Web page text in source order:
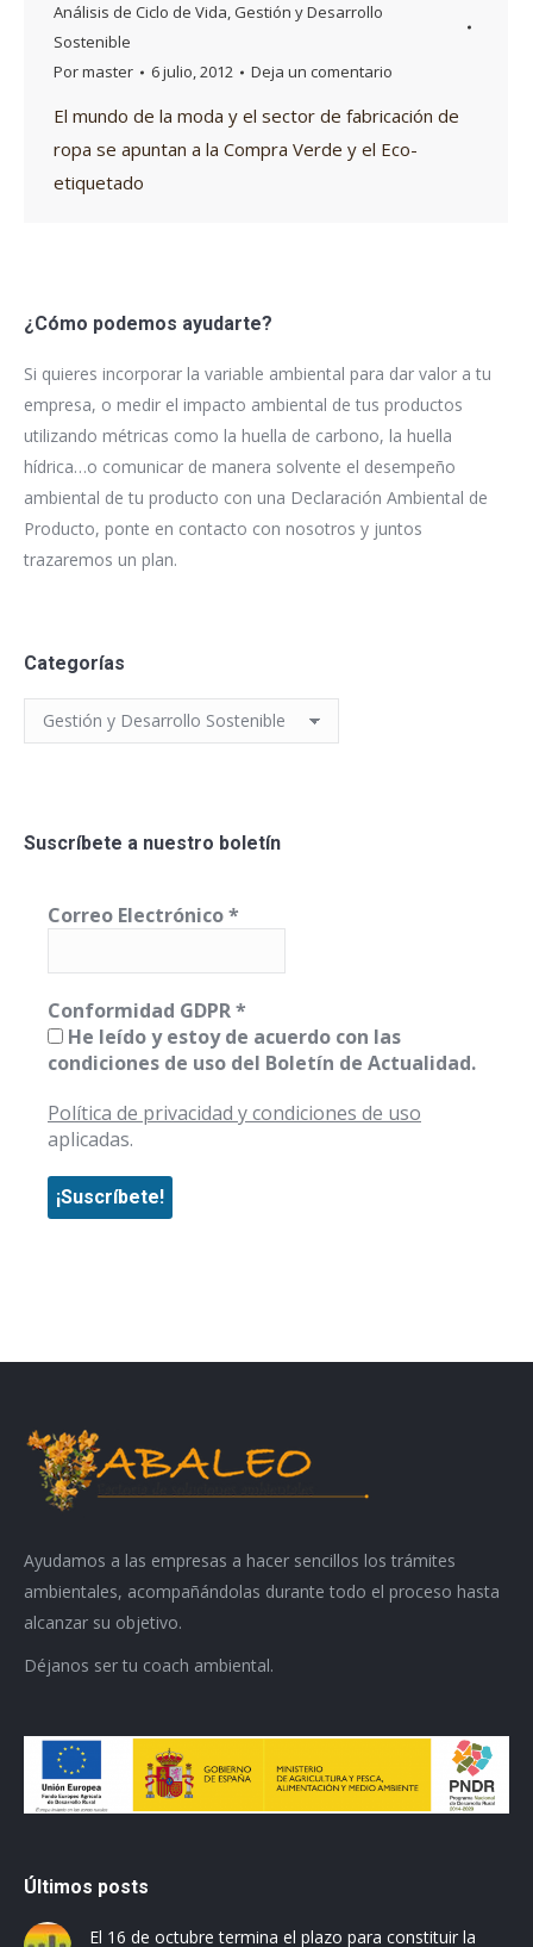
Análisis de Ciclo de Vida, Gestión y Desarrollo
Sostenible
Pormaster 6 julio, 2012 Deja un comentario
El mundo de la moda y el sector de fabricación de
ropa se apuntan a la Compra Verde y el Eco-
etiquetado
¿Cómo podemos ayudarte?
Si quieres incorporar la variable ambiental para dar valor a tu
empresa, o medir el impacto ambiental de tus productos
utilizando métricas como la huella de carbono, la huella
hídrica…o comunicar de manera solvente el desempeño
ambiental de tu producto con una Declaración Ambiental de
Producto, ponte en contacto con nosotros y juntos
trazaremos un plan.
Categorías
Categorías
Suscríbete a nuestro boletín
Correo Electrónico*
Conformidad GDPR*
He leído y estoy de acuerdo con las
condiciones de uso del Boletín de Actualidad.
Política de privacidad y condiciones de uso
aplicadas.
Ayudamos a las empresas a hacer sencillos los trámites
ambientales, acompañándolas durante todo el proceso hasta
alcanzar su objetivo.
Déjanos ser tu coach ambiental.
Últimos posts
El 16 de octubre termina el plazo para constituir la